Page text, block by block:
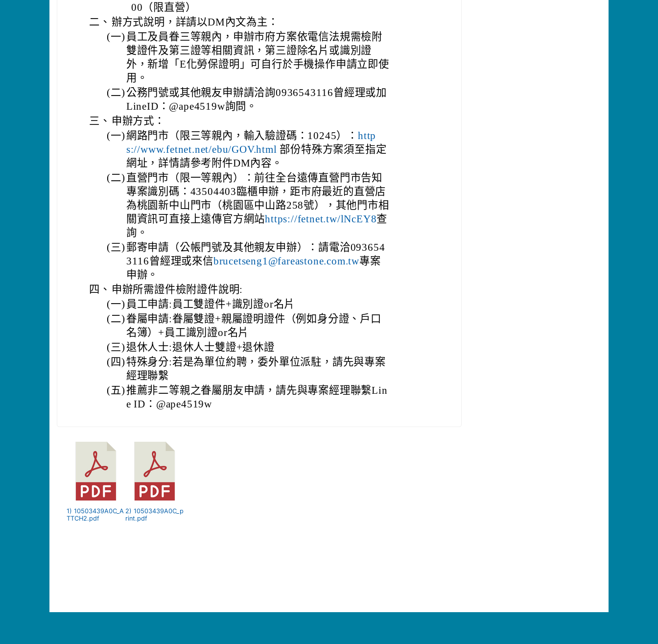
00（限直營）
二、 辦方式說明，詳請以DM內文為主：
(一) 員工及員眷三等親內，申辦市府方案依電信法規需檢附
雙證件及第三證等相關資訊，第三證除名片或識別證
外，新增「E化勞保證明」可自行於手機操作申請立即使
用。
(二) 公務門號或其他親友申辦請洽詢0936543116曾經理或加
LineID：@ape4519w詢問。
三、 申辦方式：
(一) 網路門市（限三等親內，輸入驗證碼：10245）： http
s://www.fetnet.net/ebu/GOV.html 部份特殊方案須至指定
網址，詳情請參考附件DM內容。
(二) 直營門市（限一等親內）：前往全台遠傳直營門市告知
專案識別碼：43504403臨櫃申辦，距市府最近的直營店
為桃園新中山門市（桃園區中山路258號），其他門市相
關資訊可直接上遠傳官方網站https://fetnet.tw/lNcEY8查
詢。
(三) 郵寄申請（公帳門號及其他親友申辦）：請電洽093654
3116曾經理或來信brucetseng1@fareastone.com.tw專案
申辦。
四、 申辦所需證件檢附證件說明:
(一) 員工申請:員工雙證件+識別證or名片
(二)眷屬申請:眷屬雙證+親屬證明證件（例如身分證、戶口
名簿）+員工識別證or名片
(三) 退休人士:退休人士雙證+退休證
(四)特殊身分:若是為單位約聘，委外單位派駐，請先與專案
經理聯繫
(五)推薦非二等親之眷屬朋友申請，請先與專案經理聯繫Lin
e ID：@ape4519w
1) 10503439A0C_A
TTCH2.pdf
2) 10503439A0C_p
rint.pdf